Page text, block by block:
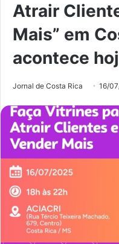
Atrair
Mais” em
acontece
Jornal de Costa Rica 16/